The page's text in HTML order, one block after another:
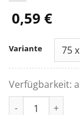
0,59 €
Variante
Verfügbarkeit: